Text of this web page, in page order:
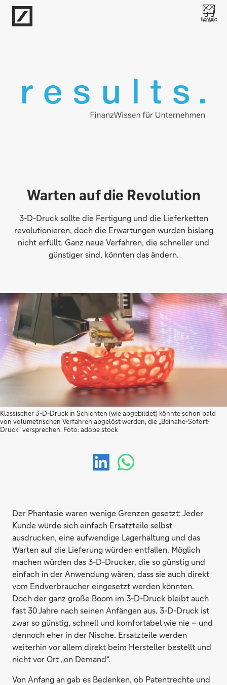
Kontakt
Filiale
Warten auf die Revolution
3-D-Druck sollte die Fertigung und die Lieferketten
revolutionieren, doch die Erwartungen wurden bislang
nicht erfüllt. Ganz neue Verfahren, die schneller und
günstiger sind, könnten das ändern.
Klassischer 3-D-Druck in Schichten (wie abgebildet) könnte schon bald
von volumetrischen Verfahren abgelöst werden, die „Beinahe-Sofort-
Druck“ versprechen. Foto: adobe stock
Der Phantasie waren wenige Grenzen gesetzt: Jeder
Kunde würde sich einfach Ersatzteile selbst
ausdrucken, eine aufwendige Lagerhaltung und das
Warten auf die Lieferung würden entfallen. Möglich
machen würden das 3-D-Drucker, die so günstig und
einfach in der Anwendung wären, dass sie auch direkt
vom Endverbraucher eingesetzt werden könnten.
Doch der ganz große Boom im 3-D-Druck bleibt auch
fast 30 Jahre nach seinen Anfängen aus. 3-D-Druck ist
zwar so günstig, schnell und komfortabel wie nie – und
dennoch eher in der Nische. Ersatzteile werden
weiterhin vor allem direkt beim Hersteller bestellt und
nicht vor Ort „on Demand“.
Von Anfang an gab es Bedenken, ob Patentrechte und